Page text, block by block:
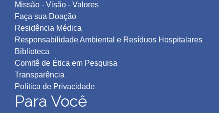
Missão - Visão - Valores
Faça sua Doação
Residência Médica
Responsabilidade Ambiental e Resíduos Hospitalares
Biblioteca
Comitê de Ética em Pesquisa
Transparência
Política de Privacidade
Para Você